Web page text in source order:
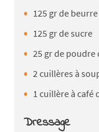
125 gr de
125 gr de sucre
25 gr de poudre
2 cuillères à
1 cuillère à café
Dressage